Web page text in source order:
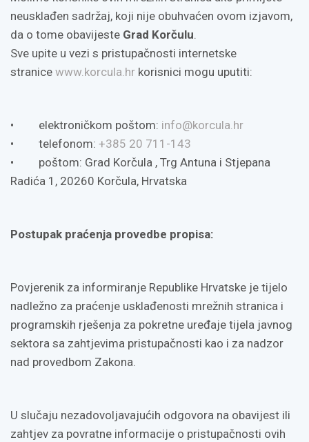
neusklađen sadržaj, koji nije obuhvaćen ovom izjavom,
da o tome obavijeste Grad Korčulu.
Sve upite u vezi s pristupačnosti internetske
stranice www.korcula.hr korisnici mogu uputiti:
• elektroničkom poštom: info@korcula.hr
• telefonom: +385 20 711-143
• poštom: Grad Korčula , Trg Antuna i Stjepana
Radića 1, 20260 Korčula, Hrvatska
Postupak praćenja provedbe propisa:
Povjerenik za informiranje Republike Hrvatske je tijelo
nadležno za praćenje usklađenosti mrežnih stranica i
programskih rješenja za pokretne uređaje tijela javnog
sektora sa zahtjevima pristupačnosti kao i za nadzor
nad provedbom Zakona.
U slučaju nezadovoljavajućih odgovora na obavijest ili
zahtjev za povratne informacije o pristupačnosti ovih